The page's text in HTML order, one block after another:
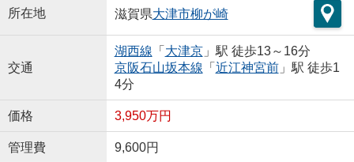
所在地 滋賀県大津市柳が崎
交通
湖西線 「 大津京」駅 徒歩13～16分
京阪石山坂本線 「 近江神宮前」駅 徒歩1
4分
価格 3,950万円
管理費 9,600円